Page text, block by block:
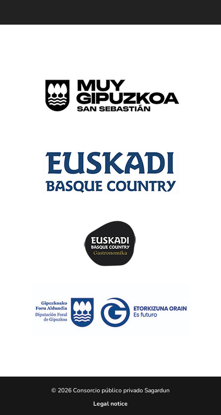
© 2026 Consorcio público privado Sagardun
Legal notice